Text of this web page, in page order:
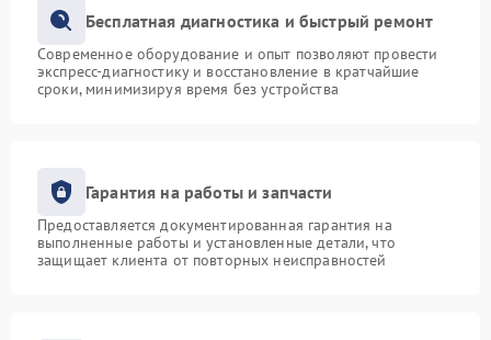
Бесплатная диагностика и быстрый ремонт
Современное оборудование и опыт позволяют провести
экспресс-диагностику и восстановление в кратчайшие
сроки, минимизируя время без устройства
Гарантия на работы и запчасти
Предоставляется документированная гарантия на
выполненные работы и установленные детали, что
защищает клиента от повторных неисправностей